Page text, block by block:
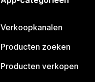
Verkoopkanalen
Producten zoeken
Producten verkopen